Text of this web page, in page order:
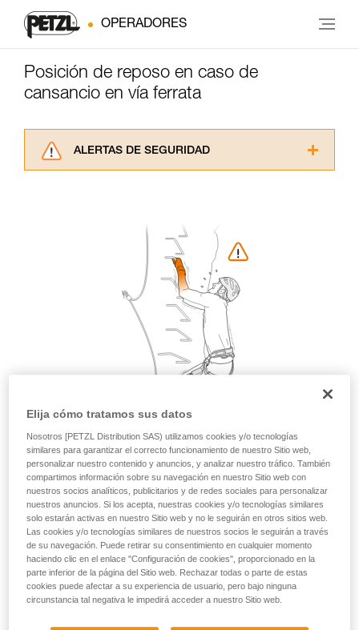
OPERADORES
Posición de reposo en caso de
cansancio en vía ferrata
ALERTAS DE SEGURIDAD
información de la ficha técnica para poder
comprender este complemento informativo.
Dominar estas técnicas requiere una formación
y un entrenamiento específico. Confirme a
través de un profesional su capacidad para
ejecutar estas técnicas, solo y con total
seguridad, antes de ejecutarlas de forma
Damos ejemplos de técnicas relacionadas con
su actividad. Pueden existir otras que no
Elija cómo tratamos sus datos
Nosotros [PETZL Distribution SAS) utilizamos cookies y/o tecnologías
similares para garantizar el correcto funcionamiento de nuestro Sitio web,
personalizar nuestro contenido y anuncios, y analizar nuestro tráfico. También
compartimos información sobre su navegación en nuestro Sitio web con
nuestros socios analíticos, publicitarios y de redes sociales para personalizar
nuestros anuncios. Si los acepta, nuestras cookies y/o tecnologías similares
solo estarán activas en nuestro Sitio web y no le seguirán en otros sitios web.
Las cookies y/o tecnologías similares de nuestros socios le seguirán a través
de su navegación. Puede retirar su consentimiento en cualquier momento
haciendo clic en el enlace "Configuración de cookies", proporcionado en la
parte inferior de la página del Sitio web. Rechazar todas o parte de estas
cookies puede afectar a su experiencia de usuario, pero bajo ninguna
circunstancia tal negativa le impedirá acceder a nuestro Sitio web.